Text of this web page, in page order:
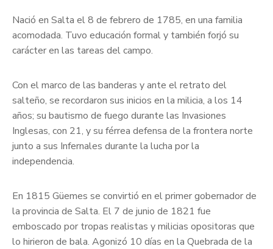
Nació en Salta el 8 de febrero de 1785, en una familia
acomodada. Tuvo educación formal y también forjó su
carácter en las tareas del campo.
Con el marco de las banderas y ante el retrato del
salteño, se recordaron sus inicios en la milicia, a los 14
años; su bautismo de fuego durante las Invasiones
Inglesas, con 21, y su férrea defensa de la frontera norte
junto a sus Infernales durante la lucha por la
independencia.
En 1815 Güemes se convirtió en el primer gobernador de
la provincia de Salta. El 7 de junio de 1821 fue
emboscado por tropas realistas y milicias opositoras que
lo hirieron de bala. Agonizó 10 días en la Quebrada de la